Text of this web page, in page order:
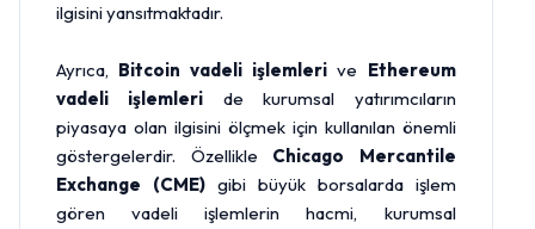
ilgisini yansıtmaktadır.
Ayrıca, Bitcoin vadeli işlemleri ve Ethereum
vadeli işlemleri de kurumsal yatırımcıların
piyasaya olan ilgisini ölçmek için kullanılan önemli
göstergelerdir. Özellikle Chicago Mercantile
Exchange (CME)gibi büyük borsalarda işlem
gören vadeli işlemlerin hacmi, kurumsal